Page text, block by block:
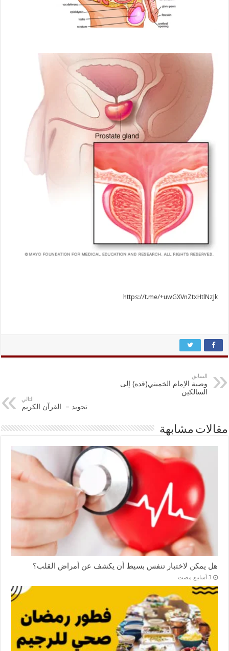
https://t.me/+uwGXVnZtxHtlNzJk
السابق
وصية الإمام الخميني(قده) إلى
السالكين
التالي
تجويد – القرآن الكريم
مقالات مشابهة
هل يمكن لاختبار تنفس بسيط أن يكشف عن أمراض القلب؟